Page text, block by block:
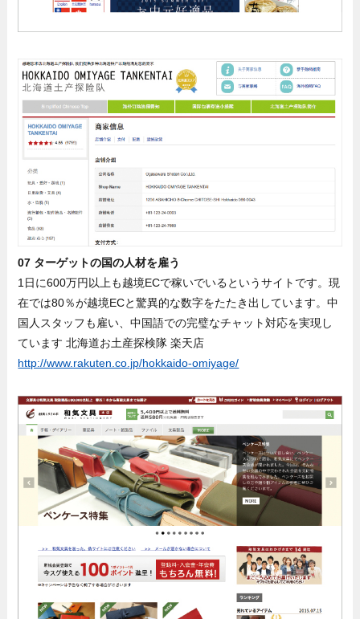
07 ターゲットの国の人材を雇う
1日に600万円以上も越境ECで稼いでいるというサイトです。現
在では80％が越境ECと驚異的な数字をたたき出しています。中
国人スタッフも雇い、中国語での完璧なチャット対応を実現し
ています 北海道お土産探検隊 楽天店
http://www.rakuten.co.jp/hokkaido-omiyage/